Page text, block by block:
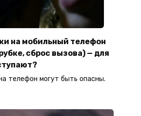
на мобильный телефон
сброс вызова) — для
телефон могут быть опасны.